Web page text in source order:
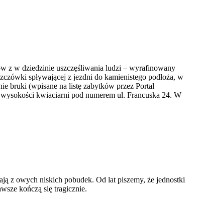
z w dziedzinie uszczęśliwania ludzi – wyrafinowany
spływającej z jezdni do kamienistego podłoża, w
bruki (wpisane na listę zabytków przez Portal
kwiaciarni pod numerem ul. Francuska 24. W
z owych niskich pobudek. Od lat piszemy, że jednostki
kończą się tragicznie.